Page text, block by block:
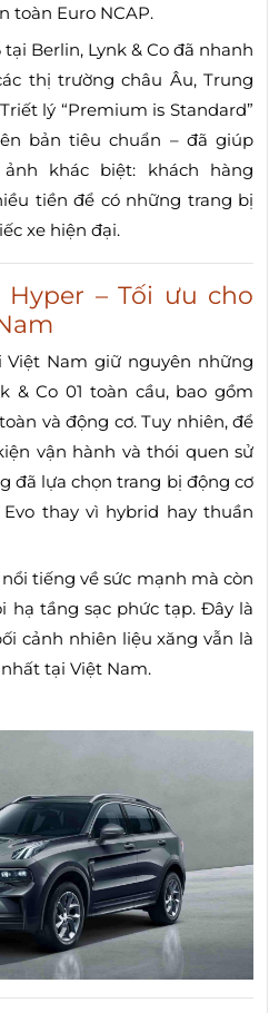
toàn Euro NCAP.
Berlin, Lynk & Co đã nhanh
thị trường châu Âu, Trung
lý “Premium is Standard”
bản tiêu chuẩn – đã giúp
khác biệt: khách hàng
tiền để có những trang bị
xe hiện đại.
Hyper – Tối ưu cho
Việt Nam giữ nguyên những
& Co 01 toàn cầu, bao gồm
và động cơ. Tuy nhiên, để
vận hành và thói quen sử
đã lựa chọn trang bị động cơ
Evo thay vì hybrid hay thuần
tiếng về sức mạnh mà còn
hạ tầng sạc phức tạp. Đây là
cảnh nhiên liệu xăng vẫn là
tại Việt Nam.